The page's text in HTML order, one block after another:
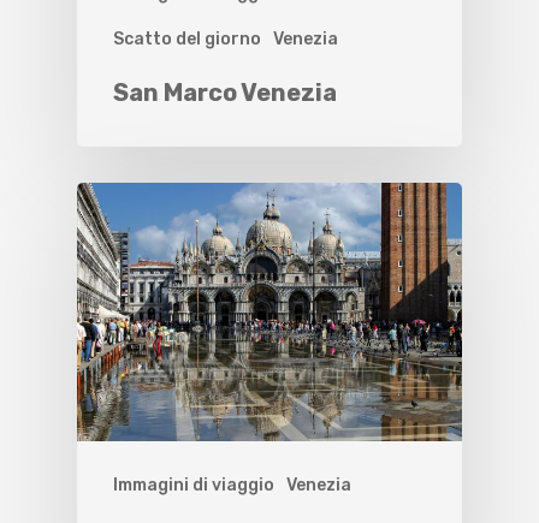
Scatto del giorno Venezia
San Marco Venezia
Immagini di viaggio Venezia